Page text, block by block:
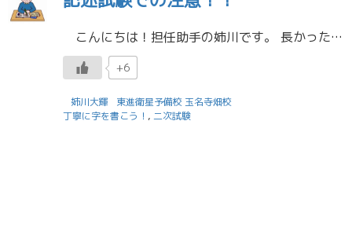
こんにちは！担任助手の姉川です。 長かった夏休みも遂に終わりましたね...。皆さんの夏休みは充実していましたか？ 私は川にラフティングしに行ったり、中学校の先生・高校の先生とご飯に行ったりしたのでとても充実していました […]
+6
姉川大輝
東進衛星予備校 玉名寺畑校
丁寧に字を書こう！ , 二次試験